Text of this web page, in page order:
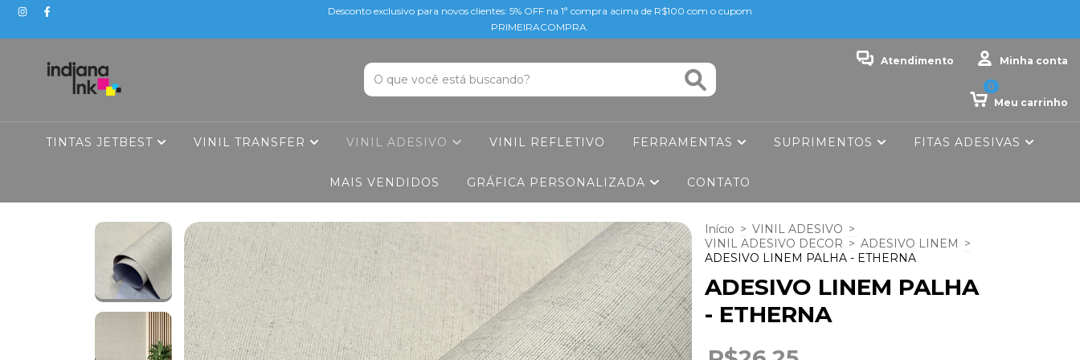
Desconto exclusivo para novos clientes: 5% OFF na 1ª compra acima de R$100 com o cupom
PRIMEIRACOMPRA.
Atendimento Minha conta
Meu carrinho
0
TINTAS JETBEST VINIL TRANSFER VINIL ADESIVO VINIL REFLETIVO FERRAMENTAS SUPRIMENTOS FITAS ADESIVAS
MAIS VENDIDOS GRÁFICA PERSONALIZADA CONTATO
Início > VINIL ADESIVO >
VINIL ADESIVO DECOR > ADESIVO LINEM >
ADESIVO LINEM PALHA - ETHERNA
ADESIVO LINEM PALHA
- ETHERNA